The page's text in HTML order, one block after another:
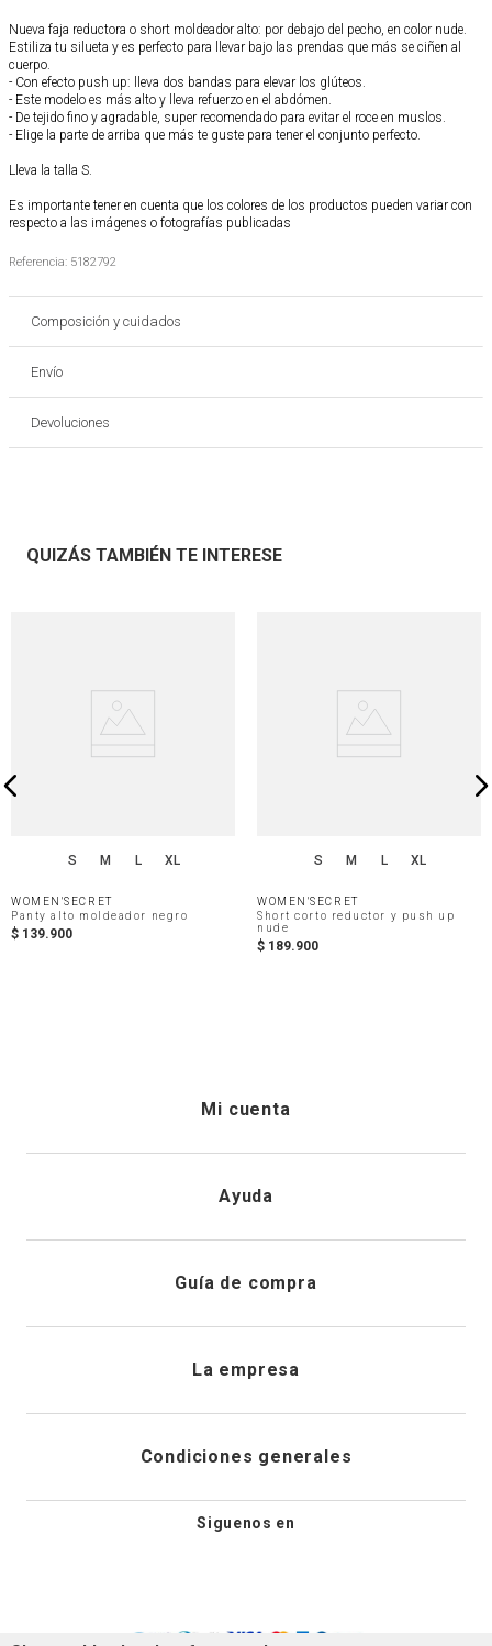
Nueva faja reductora o short moldeador alto: por debajo del pecho, en color nude.
Estiliza tu silueta y es perfecto para llevar bajo las prendas que más se ciñen al
cuerpo.
- Con efecto push up: lleva dos bandas para elevar los glúteos.
- Este modelo es más alto y lleva refuerzo en el abdómen.
- De tejido fino y agradable, super recomendado para evitar el roce en muslos.
- Elige la parte de arriba que más te guste para tener el conjunto perfecto.
Lleva la talla S.
Es importante tener en cuenta que los colores de los productos pueden variar con
respecto a las imágenes o fotografías publicadas
Referencia: 5182792
Composición y cuidados
Envío
Devoluciones
QUIZÁS TAMBIÉN TE INTERESE
S M L XL
WOMEN'SECRET
Panty alto moldeador negro
$ 139.900
S M L XL
WOMEN'SECRET
Short corto reductor y push up
nude
$ 189.900
Mi cuenta
Registrarme
Historial de pedidos
Ayuda
Envíanos un email
Cambios, devoluciones y desistimiento
Guía de compra
Cuidado de prendas
La empresa
Tiendas
Condiciones generales
Aviso legal
Siguenos en